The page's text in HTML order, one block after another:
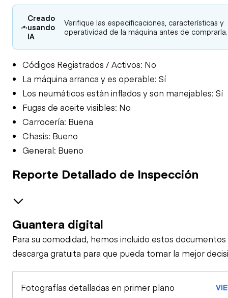
Creado
usando
IA
Verifique las especificaciones, características y
operatividad de la máquina antes de comprarla.
Códigos Registrados / Activos: No
La máquina arranca y es operable: Sí
Los neumáticos están inflados y son manejables: Sí
Fugas de aceite visibles: No
Carrocería: Buena
Chasis: Bueno
General: Bueno
Reporte Detallado de Inspección
GENERAL CONDITION
is Operable
Visible Oil Leaks
GENERAL APPEARANCE
Battery Box
SAFETY ITEMS
Guantera digital
Para su comodidad, hemos incluido estos documentos
descarga gratuita para que pueda tomar la mejor
Fotografías detalladas en primer plano